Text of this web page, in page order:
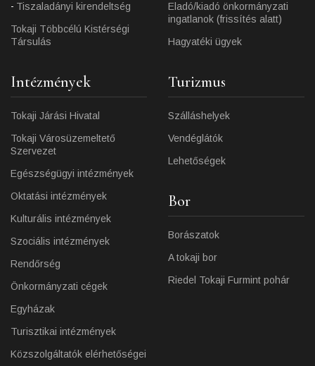
Tiszaladányi kirendeltség
Tokaji Többcélú Kistérségi
Társulás
Eladó/kiadó önkormányzati
ingatlanok (frissítés alatt)
Hagyatéki ügyek
Intézmények
Tokaji Járási Hivatal
Tokaji Városüzemeltető
Szervezet
Egészségügyi intézmények
Oktatási intézmények
Kulturális intézmények
Szociális intézmények
Rendőrség
Önkormányzati cégek
Egyházak
Turisztikai intézmények
Közszolgáltatók elérhetőségei
Turizmus
Szálláshelyek
Vendéglátók
Lehetőségek
Bor
Borászatok
A tokaji bor
Riedel Tokaji Furmint pohár